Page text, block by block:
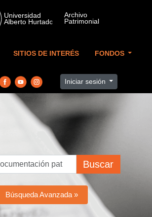
SITIOS DE INTERÉS FONDOS
Iniciar sesión
Buscar
Búsqueda Avanzada »